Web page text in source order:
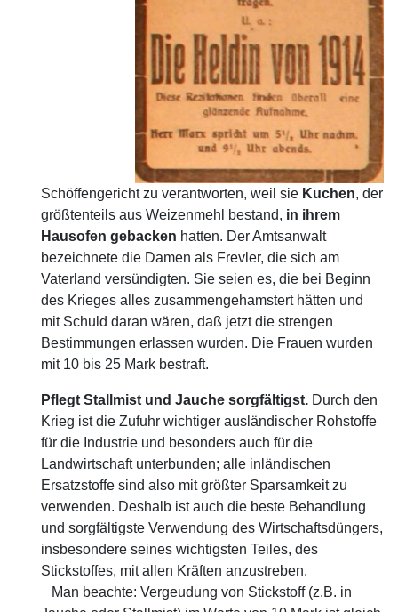
Schöffengericht zu verantworten, weil sie Kuchen, der
größtenteils aus Weizenmehl bestand, in ihrem
Hausofen gebacken hatten. Der Amtsanwalt
bezeichnete die Damen als Frevler, die sich am
Vaterland versündigten. Sie seien es, die bei Beginn
des Krieges alles zusammengehamstert hätten und
mit Schuld daran wären, daß jetzt die strengen
Bestimmungen erlassen wurden. Die Frauen wurden
mit 10 bis 25 Mark bestraft.
Pflegt Stallmist und Jauche sorgfältigst. Durch den
Krieg ist die Zufuhr wichtiger ausländischer Rohstoffe
für die Industrie und besonders auch für die
Landwirtschaft unterbunden; alle inländischen
Ersatzstoffe sind also mit größter Sparsamkeit zu
verwenden. Deshalb ist auch die beste Behandlung
und sorgfältigste Verwendung des Wirtschaftsdüngers,
insbesondere seines wichtigsten Teiles, des
Stickstoffes, mit allen Kräften anzustreben.
Man beachte: Vergeudung von Stickstoff (z.B. in